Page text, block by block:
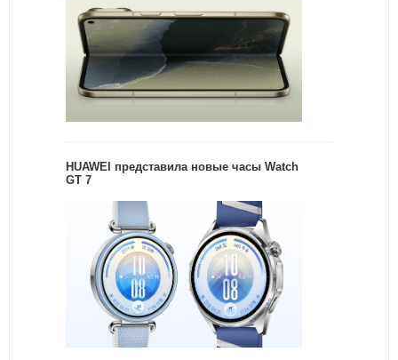
HUAWEI представила новые часы Watch
GT 7